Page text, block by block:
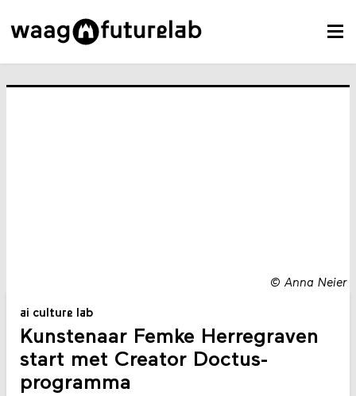
©Anna Neier
ai culture lab
Kunstenaar Femke Herregraven
start met Creator Doctus-
programma